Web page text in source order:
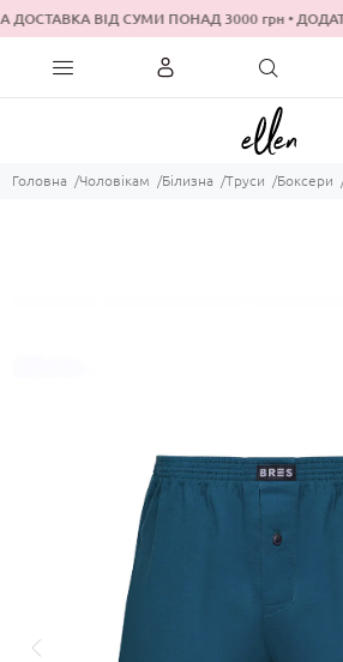
ДОСТАВКА ВІД СУМИ ПОНАД 3000 грн •
Головна Чоловікам Білизна Труси Боксери